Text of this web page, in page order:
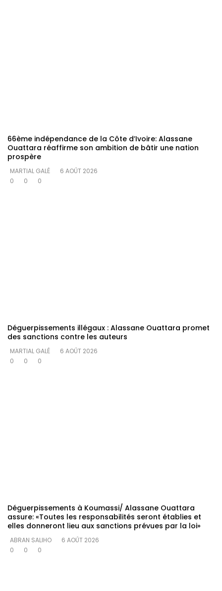
66ème indépendance de la Côte d’Ivoire: Alassane
Ouattara réaffirme son ambition de bâtir une nation
prospère
MARTIAL GALÉ
6 AOÛT 2026
0
0 0
Déguerpissements illégaux : Alassane Ouattara promet
des sanctions contre les auteurs
MARTIAL GALÉ
6 AOÛT 2026
0
0 0
Déguerpissements à Koumassi/ Alassane Ouattara
assure: «Toutes les responsabilités seront établies et
elles donneront lieu aux sanctions prévues par la loi»
ABRAN SALIHO
6 AOÛT 2026
0
0 0